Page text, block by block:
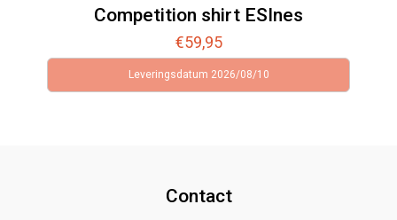
Competition shirt ESInes
€59,95
Leveringsdatum 2026/08/10
Contact